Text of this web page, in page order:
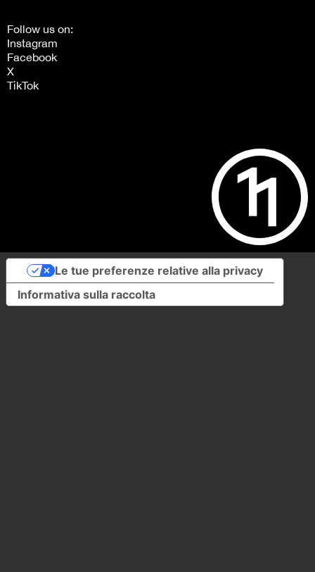
Follow us on:
Instagram
Facebook
X
TikTok
Informativa sulla raccolta
Le tue preferenze relative alla privacy